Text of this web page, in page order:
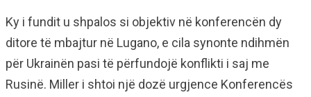
Ky i fundit u shpalos si objektiv në konferencën dy
ditore të mbajtur në Lugano, e cila synonte ndihmën
për Ukrainën pasi të përfundojë konflikti i saj me
Rusinë. Miller i shtoi një dozë urgjence Konferencës